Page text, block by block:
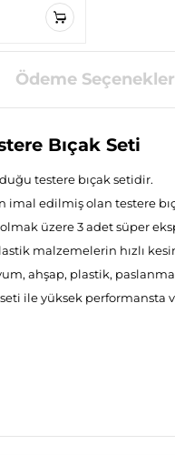
Ödeme
Bıçak Seti
testere bıçak setidir.
edilmiş olan testere
üzere 3 adet süper
malzemelerin hızlı
ahşap, plastik,
ile yüksek